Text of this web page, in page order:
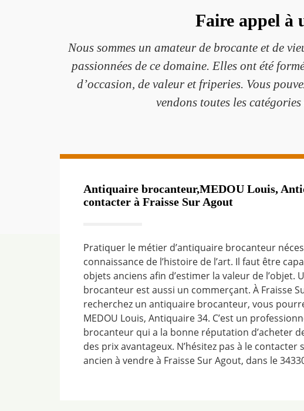
Faire appel à
Nous sommes un amateur de brocante et de
passionnées de ce domaine. Elles ont été
d’occasion, de valeur et friperies. Vous
vendons toutes les
Antiquaire brocanteur,MEDOU Louis,
contacter à Fraisse Sur Agout
Pratiquer le métier d’antiquaire brocanteur
connaissance de l’histoire de l’art. Il faut être
objets anciens afin d’estimer la valeur de l’objet.
brocanteur est aussi un commerçant. À Fraisse
recherchez un antiquaire brocanteur, vous
MEDOU Louis, Antiquaire 34. C’est un
brocanteur qui a la bonne réputation d’acheter
des prix avantageux. N’hésitez pas à le contacter
ancien à vendre à Fraisse Sur Agout, dans le